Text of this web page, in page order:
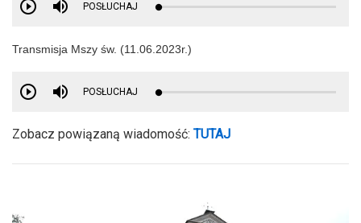
POSŁUCHAJ
Transmisja Mszy św. (11.06.2023r.)
POSŁUCHAJ
Zobacz powiązaną wiadomość: TUTAJ